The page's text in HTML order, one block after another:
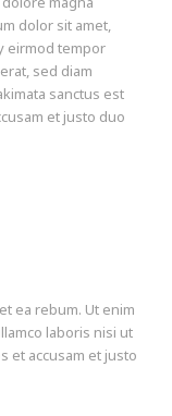
dolor sit amet,
eirmod tempor
sed diam
sanctus est
et justo duo
ea rebum. Ut enim
laboris nisi ut
et accusam et justo